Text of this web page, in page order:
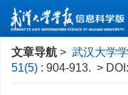
文章导航 > 武汉大学
51(5) : 904-913. > DOI: